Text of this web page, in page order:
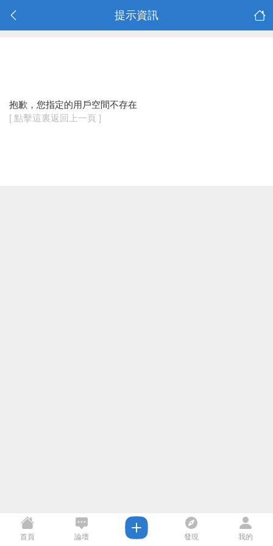
提示資訊
抱歉，您指定的用戶空間不存在
[ 點擊這裏返回上一頁 ]
首頁 論壇 發現 我的